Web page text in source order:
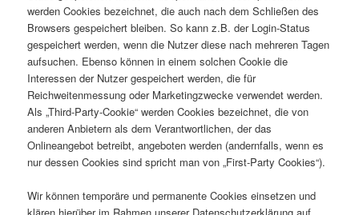
werden Cookies bezeichnet, die auch nach dem Schließen des
Browsers gespeichert bleiben. So kann z.B. der Login-Status
gespeichert werden, wenn die Nutzer diese nach mehreren Tagen
aufsuchen. Ebenso können in einem solchen Cookie die
Interessen der Nutzer gespeichert werden, die für
Reichweitenmessung oder Marketingzwecke verwendet werden.
Als „Third-Party-Cookie“ werden Cookies bezeichnet, die von
anderen Anbietern als dem Verantwortlichen, der das
Onlineangebot betreibt, angeboten werden (andernfalls, wenn es
nur dessen Cookies sind spricht man von „First-Party Cookies“).
Wir können temporäre und permanente Cookies einsetzen und